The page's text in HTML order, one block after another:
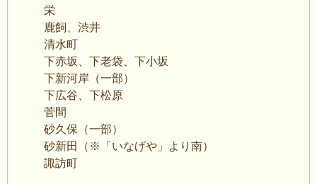
栄
鹿飼、渋井
清水町
下赤坂、下老袋、下小坂
下新河岸（一部）
下広谷、下松原
菅間
砂久保（一部）
砂新田（※「いなげや」より南）
諏訪町